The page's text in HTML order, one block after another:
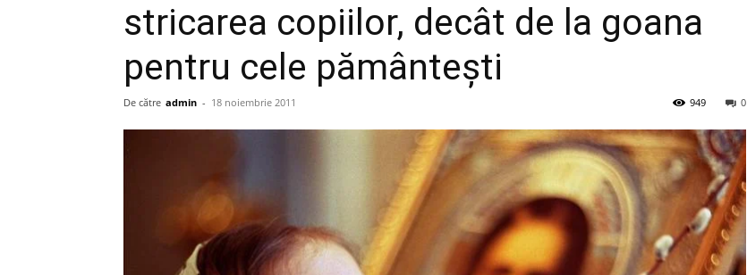
stricarea copiilor, decât de la goana
pentru cele pământeşti
De către admin - 18 noiembrie 2011 0
949